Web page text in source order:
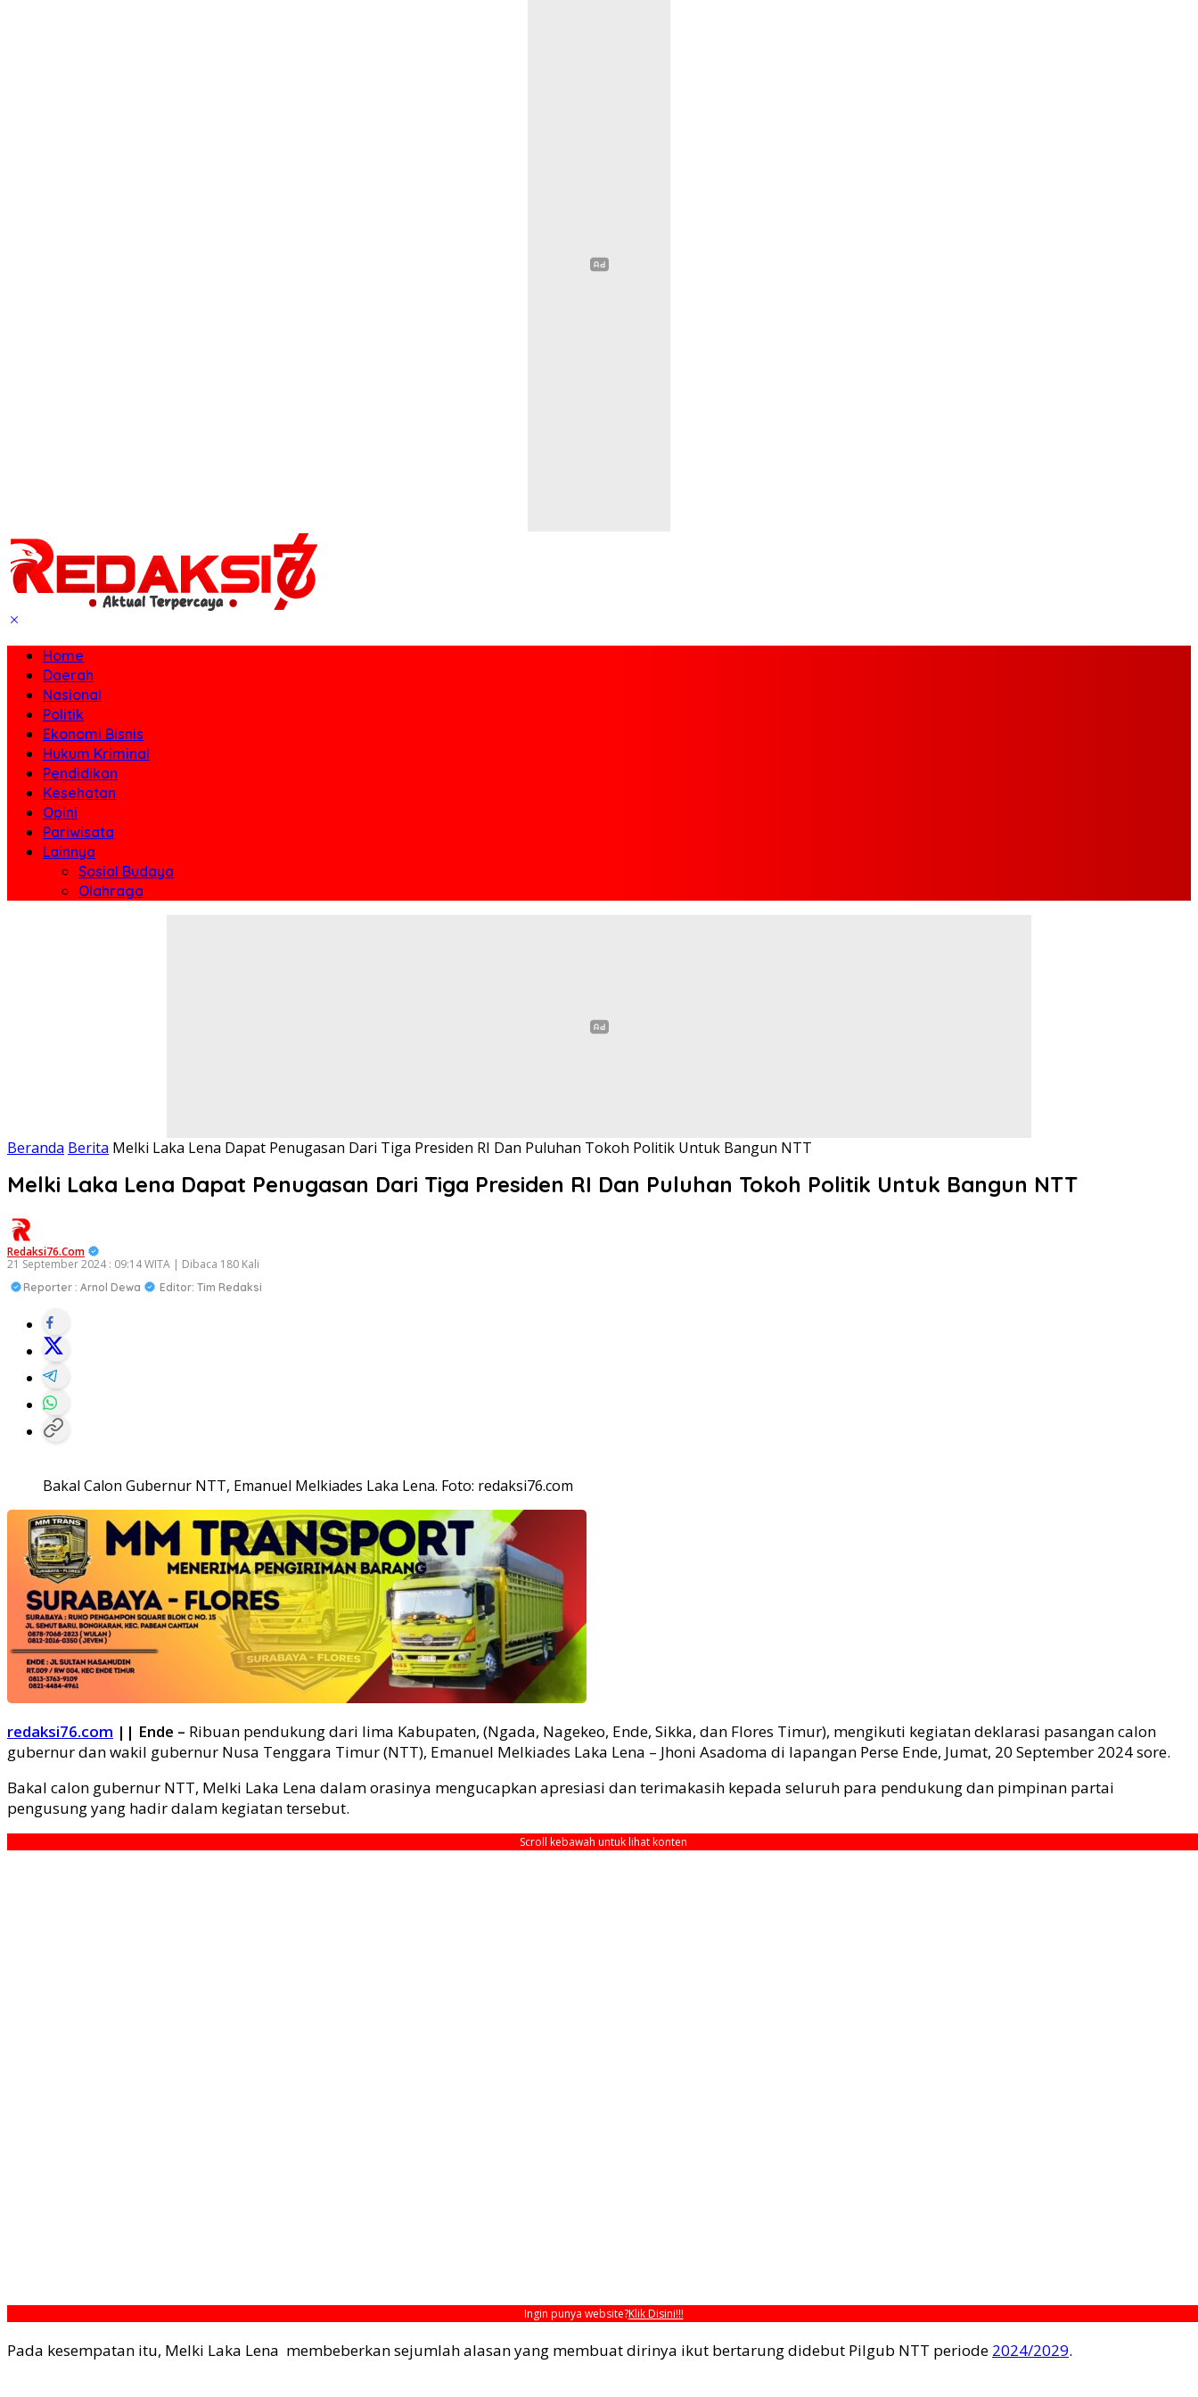
Home
Daerah
Nasional
Politik
Ekonomi Bisnis
Hukum Kriminal
Pendidikan
Kesehatan
Opini
Pariwisata
Lainnya
Sosial Budaya
Olahraga
Beranda Berita Melki Laka Lena Dapat Penugasan Dari Tiga Presiden RI Dan Puluhan Tokoh Politik Untuk Bangun NTT
Melki Laka Lena Dapat Penugasan Dari Tiga Presiden RI Dan Puluhan Tokoh Politik Untuk Bangun NTT
Redaksi76.com
21 September 2024 : 09:14 WITA | Dibaca 180 Kali
Reporter : Arnol Dewa Editor: Tim Redaksi
Bakal Calon Gubernur NTT, Emanuel Melkiades Laka Lena. Foto: redaksi76.com
redaksi76.com || Ende – Ribuan pendukung dari lima Kabupaten, (Ngada, Nagekeo, Ende, Sikka, dan Flores Timur), mengikuti kegiatan deklarasi pasangan calon
gubernur dan wakil gubernur Nusa Tenggara Timur (NTT), Emanuel Melkiades Laka Lena – Jhoni Asadoma di lapangan Perse Ende, Jumat, 20 September 2024 sore.
Bakal calon gubernur NTT, Melki Laka Lena dalam orasinya mengucapkan apresiasi dan terimakasih kepada seluruh para pendukung dan pimpinan partai
pengusung yang hadir dalam kegiatan tersebut.
Scroll kebawah untuk lihat konten
Ingin punya website?Klik Disini!!!
Pada kesempatan itu, Melki Laka Lena membeberkan sejumlah alasan yang membuat dirinya ikut bertarung didebut Pilgub NTT periode 2024/2029.